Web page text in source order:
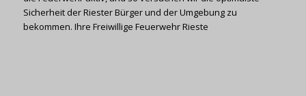
Sicherheit der Riester Bürger und der Umgebung zu
bekommen. Ihre Freiwillige Feuerwehr Rieste